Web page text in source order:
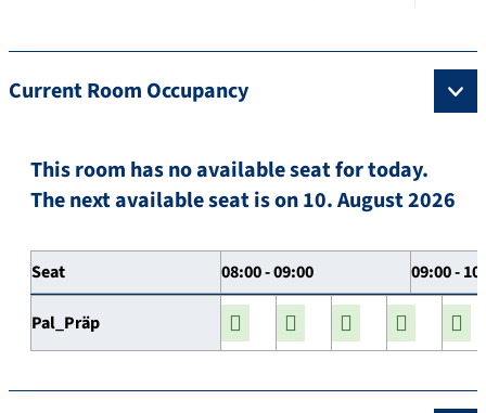
Current Room Occupancy
This room has no available seat for today.
The next available seat is on 10. August 2026
Seat 08:00 - 09:00 09:00 -
Pal_Präp